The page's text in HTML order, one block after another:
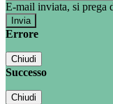
E-mail inviata, si prega
Errore
Chiudi
Successo
Chiudi